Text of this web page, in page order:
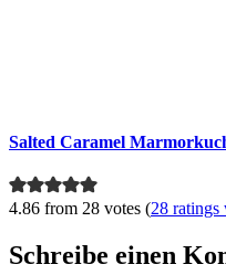
Salted Caramel
4.86 from 28 votes (28 ratings
Schreibe einen